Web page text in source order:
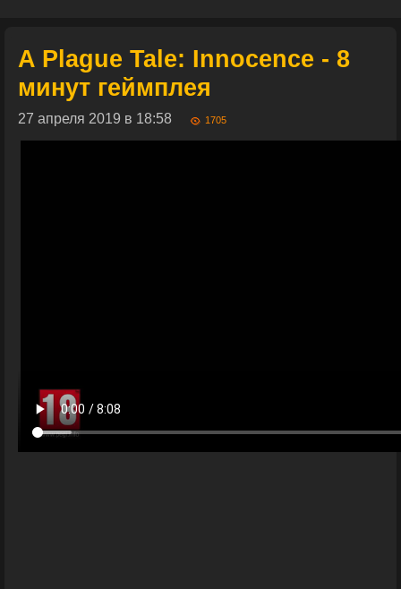
A Plague Tale: Innocence - 8
минут геймплея
27 апреля 2019 в 18:58 1705